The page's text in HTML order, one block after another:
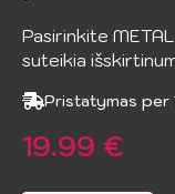
Pasirinkite
suteikia
Pristatymas per
19.99 €